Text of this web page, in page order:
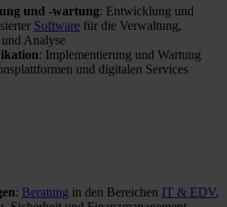
und -wartung: Entwicklung und
Software für die Verwaltung,
Analyse
: Implementierung und Wartung
und digitalen Services
: Beratung in den Bereichen IT & EDV,